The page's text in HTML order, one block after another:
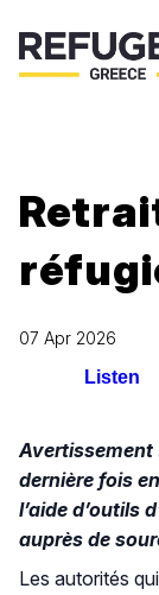
07 Apr 2026
Listen
Avertissement
dernière fois
l’aide d’outils
auprès de
Les autorités